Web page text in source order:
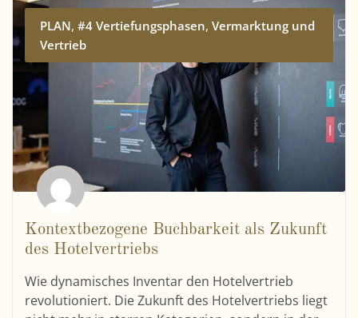
PLAN,#4 Vertiefungsphasen,Vermarktung und
Vertrieb
Kontextbezogene Buchbarkeit als Zukunft
des Hotelvertriebs
Wie dynamisches Inventar den Hotelvertrieb
revolutioniert. Die Zukunft des Hotelvertriebs liegt